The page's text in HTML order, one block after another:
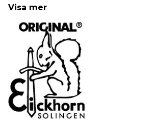
Eickhorn Solingen gör även dolkar,
Visa mer